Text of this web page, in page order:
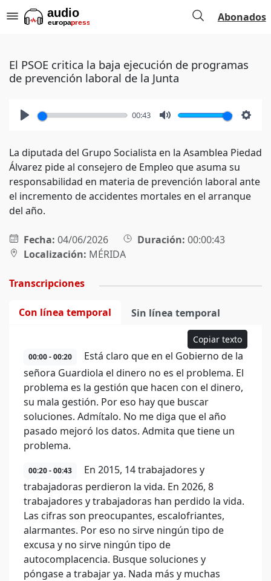
Abonados
El PSOE critica la baja ejecución de programas
de prevención laboral de la Junta
00:43
La diputada del Grupo Socialista en la Asamblea Piedad
Álvarez pide al consejero de Empleo que asuma su
responsabilidad en materia de prevención laboral ante
el incremento de accidentes mortales en el arranque
del año.
Fecha: 04/06/2026 Duración: 00:00:43
Localización: MÉRIDA
Transcripciones
Con línea temporal Sin línea temporal
Copiar texto
00:00 - 00:20
Está claro que en el Gobierno de la
señora Guardiola el dinero no es el problema. El
problema es la gestión que hacen con el dinero,
su mala gestión. Por eso hay que buscar
soluciones. Admítalo. No me diga que el año
pasado mejoró los datos. Admita que tiene un
problema.
00:20 - 00:43
En 2015, 14 trabajadores y
trabajadoras perdieron la vida. En 2026, 8
trabajadores y trabajadoras han perdido la vida.
Las cifras son preocupantes, escalofriantes,
alarmantes. Por eso no sirve ningún tipo de
excusa y no sirve ningún tipo de
autocomplacencia. Busque soluciones y
póngase a trabajar ya. Nada más y muchas